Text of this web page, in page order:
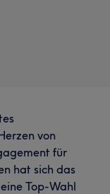
von
für
hat sich das
Top-Wahl